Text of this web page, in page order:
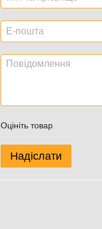
Оцініть товар
Надіслати